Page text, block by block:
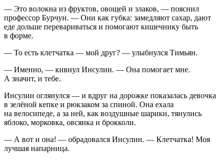
— Это волокна из фруктов, овощей и злаков, — пояснил
профессор Бурчун. — Они как губка: замедляют сахар, дают
еде дольше перевариваться и помогают кишечнику быть
в форме.
— То есть клетчатка — мой друг? — улыбнулся Тимьян.
— Именно, — кивнул Инсулин. — Она помогает мне.
А значит, и тебе.
Инсулин оглянулся — и вдруг на дорожке показалась девочка
в зелёной кепке и рюкзаком за спиной. Она ехала
на велосипеде, а за ней, как воздушные шарики, тянулись
яблоко, морковка, овсянка и брокколи.
— А вот и она! — обрадовался Инсулин. — Клетчатка! Моя
лучшая напарница.